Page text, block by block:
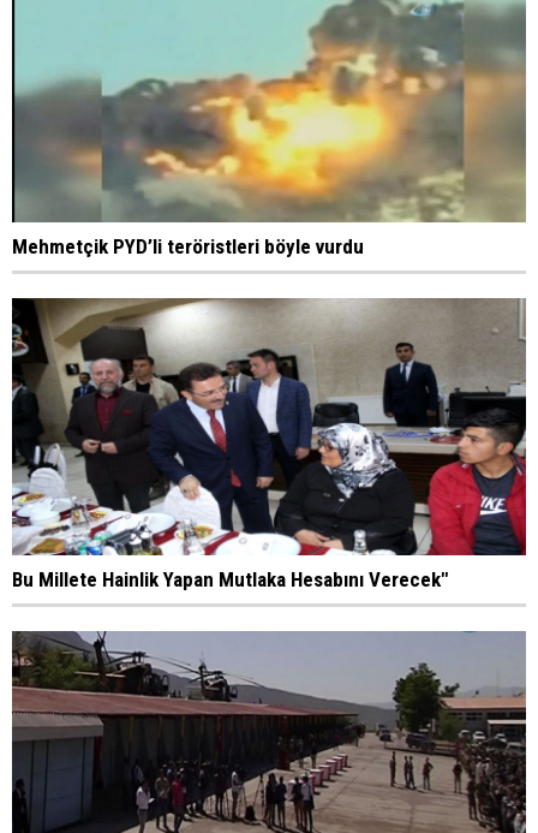
Mehmetçik PYD’li teröristleri böyle vurdu
Bu Millete Hainlik Yapan Mutlaka Hesabını Verecek"